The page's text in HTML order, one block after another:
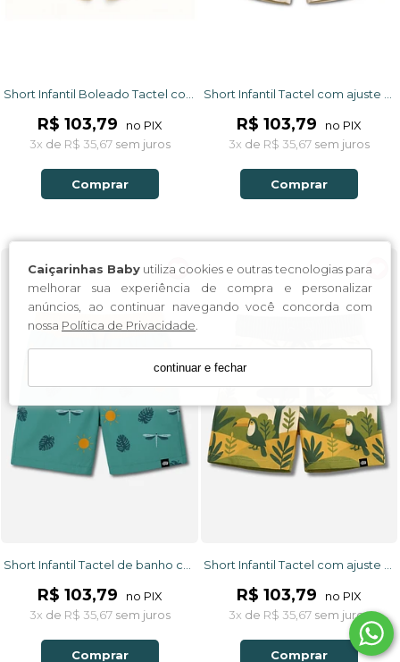
Caiçarinhas Baby utiliza cookies e outras tecnologias para
melhorar sua experiência de compra e personalizar
anúncios, ao continuar navegando você concorda com
nossa Política de Privacidade.
continuar e fechar
R$ 103,79
no PIX
3x de R$ 35,67sem juros
Comprar
R$ 103,79
no PIX
3x de R$ 35,67 sem juros
Comprar
R$ 103,79
no PIX
3x de R$ 35,67sem juros
Comprar
R$ 103,79
no PIX
3x de R$ 35,67 sem juros
Comprar